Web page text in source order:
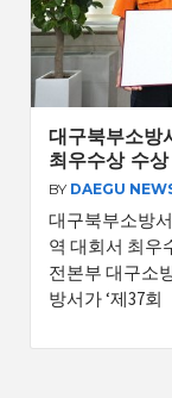
대구북부소방
최우수상 수
BY DAEGU
대구북부소방
역 대회서 최우
전본부 대구소
방서가 ‘제37회